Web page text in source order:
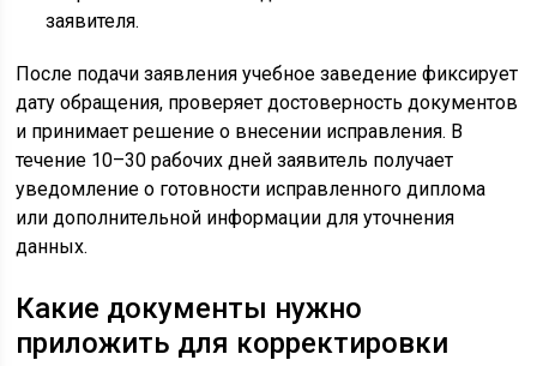
заявителя.
После подачи заявления учебное заведение фиксирует
дату обращения, проверяет достоверность документов
и принимает решение о внесении исправления. В
течение 10–30 рабочих дней заявитель получает
уведомление о готовности исправленного диплома
или дополнительной информации для уточнения
данных.
Какие документы нужно
приложить для корректировки